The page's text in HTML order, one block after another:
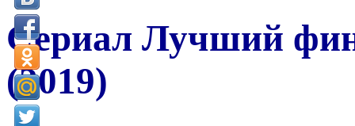
Сериал Лучший
(2019)